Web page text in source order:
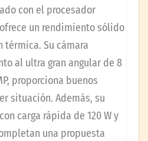
con el procesador
un rendimiento sólido
térmica. Su cámara
al ultra gran angular de 8
proporciona buenos
situación. Además, su
carga rápida de 120 W y
una propuesta